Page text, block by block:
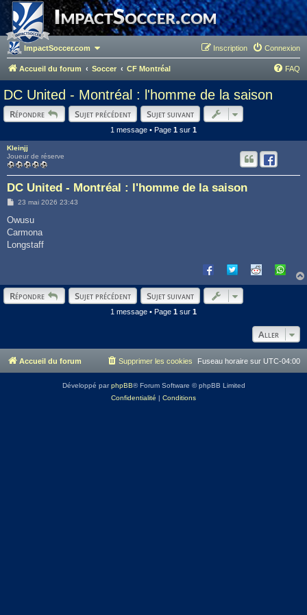
ImpactSoccer.com Connexion
Inscription
Accueil du forum Soccer CF Montréal FAQ
DC United - Montréal : l'homme de la saison
Répondre Sujet précédent Sujet suivant
1 message • Page 1 sur 1
Kleinjj
Joueur de réserve
DC United - Montréal : l'homme de la saison
M
s
a
g
23 mai 2026 23:43
Owusu
Carmona
Longstaff
Répondre Sujet précédent Sujet suivant
1 message • Page 1 sur 1
Aller
Accueil du forum Fuseau horaire sur UTC-04:00
Supprimer les cookies
Développé parphpBB® Forum Software © phpBB Limited
Confidentialité | Conditions